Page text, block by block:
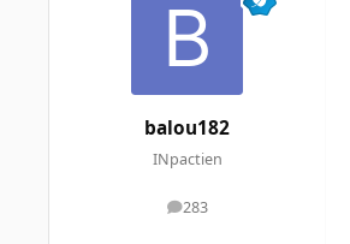
balou182
INpactien
283
messages